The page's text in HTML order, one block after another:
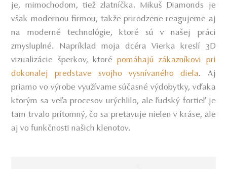
je, mimochodom, tiež zlatníčka. Mikuš Diamonds je
však modernou firmou, takže prirodzene reagujeme aj
na moderné technológie, ktoré sú v našej práci
zmysluplné. Napríklad moja dcéra Vierka kreslí 3D
vizualizácie šperkov, ktorépomáhajú zákazníkovi pri
dokonalej predstave svojho vysnívaného diela. Aj
priamo vo výrobe využívame súčasné výdobytky, vďaka
ktorým sa veľa procesov urýchlilo, ale ľudský fortieľ je
tam trvalo prítomný, čo sa pretavuje nielen v kráse, ale
aj vo funkčnosti našich klenotov.